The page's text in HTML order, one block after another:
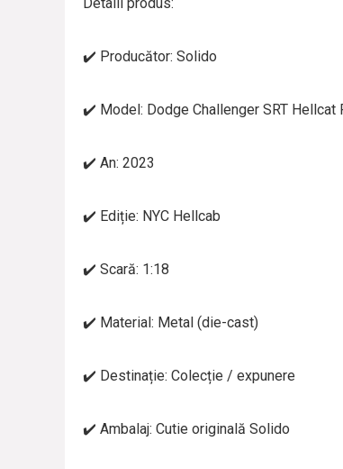
✔️ Producător: Solido
✔️ Model: Dodge Challenger SRT Hellcat
✔️ An: 2023
✔️ Ediție: NYC Hellcab
✔️ Scară: 1:18
✔️ Material: Metal (die-cast)
✔️ Destinație: Colecție / expunere
✔️ Ambalaj: Cutie originală Solido